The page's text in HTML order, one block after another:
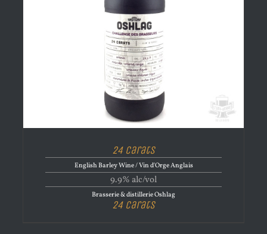
24 Carats
English Barley Wine / Vin d'Orge Anglais
9.9% alc/vol
Brasserie & distillerie Oshlag
24 Carats